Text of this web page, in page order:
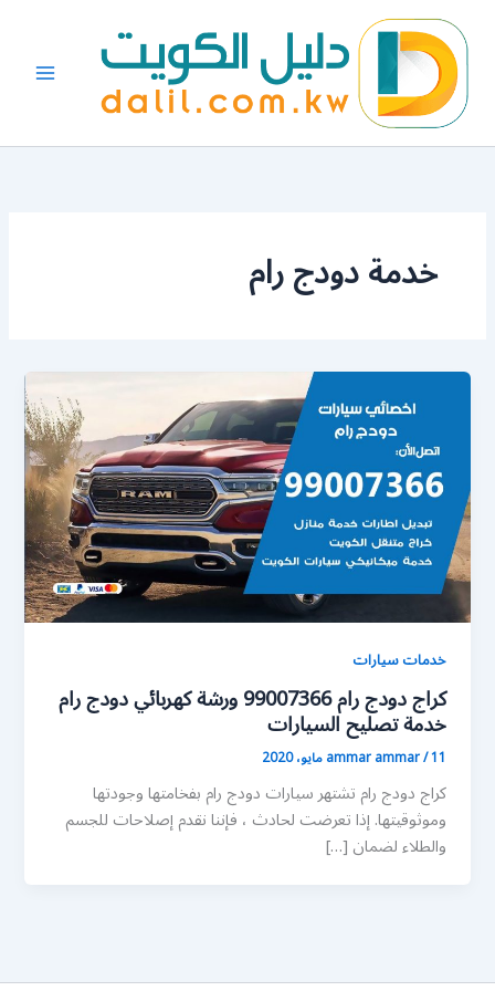
المحتوى
خدمة دودج رام
خدمات سيارات
كراج دودج رام 99007366 ورشة كهربائي دودج رام
خدمة تصليح السيارات
ammar ammar/11 مايو، 2020
كراج دودج رام تشتهر سيارات دودج رام بفخامتها وجودتها
وموثوقيتها. إذا تعرضت لحادث ، فإننا نقدم إصلاحات للجسم
والطلاء لضمان […]